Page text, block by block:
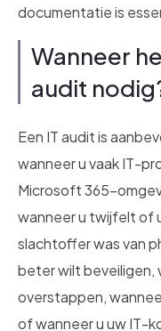
documentatie is
Wanneer
audit
Een IT audit is
wanneer u vaak IT-
Microsoft 365-
wanneer u twijfelt of
slachtoffer was van
beter wilt beveiligen,
overstappen,
of wanneer u uw IT-